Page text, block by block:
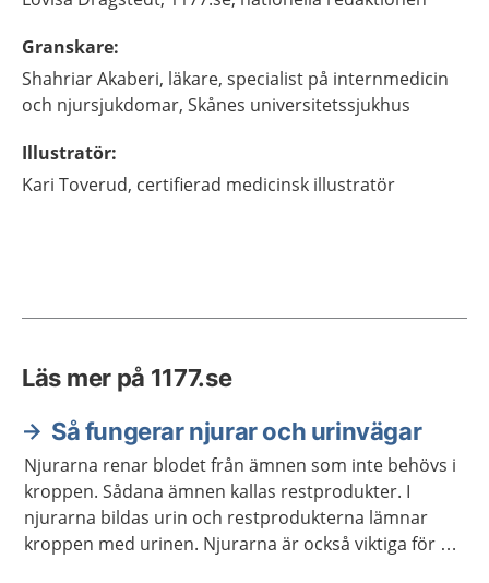
Granskare:
ShahriarAkaberi, läkare, specialist på internmedicin
och njursjukdomar, Skånes universitetssjukhus
Illustratör:
Kari Toverud, certifierad medicinsk illustratör
Läs mer på 1177.se
Så fungerar njurar och urinvägar
Njurarna renar blodet från ämnen som inte behövs i
kroppen. Sådana ämnen kallas restprodukter. I
njurarna bildas urin och restprodukterna lämnar
kroppen med urinen. Njurarna är också viktiga för att